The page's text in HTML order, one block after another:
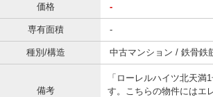
価格
-
専有面積 -
種別/構造 中古マンション / 鉄骨鉄
備考
「ローレルハイツ北天
す。こちらの物件にはエ